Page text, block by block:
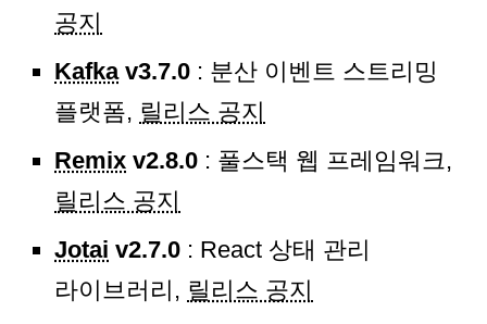
공지
Kafkav3.7.0 : 분산 이벤트 스트리밍
플랫폼, 릴리스 공지
Remix v2.8.0 : 풀스택 웹 프레임워크,
릴리스 공지
Jotai v2.7.0 : React 상태 관리
라이브러리, 릴리스 공지